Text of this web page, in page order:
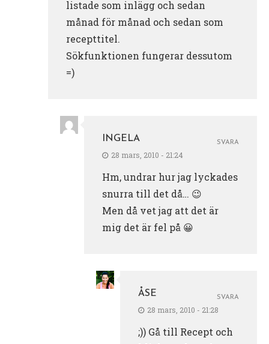
listade som inlägg och sedan
månad för månad och sedan som
recepttitel.
Sökfunktionen fungerar dessutom
=)
INGELA
28 mars, 2010 - 21:24
Hm, undrar hur jag lyckades
snurra till det då… 😉
Men då vet jag att det är
mig det är fel på 😀
SVARA
ÅSE
28 mars, 2010 - 21:28
;)) Gå till Recept och
SVARA